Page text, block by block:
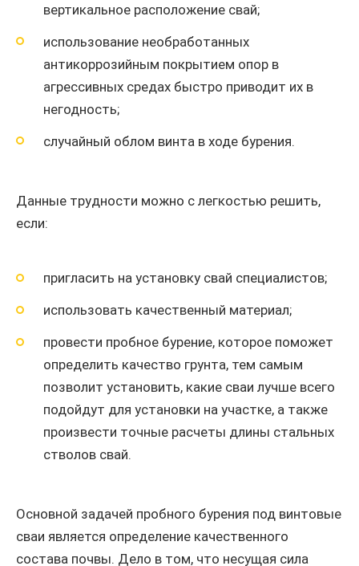
вертикальное расположение свай;
использование необработанных
антикоррозийным покрытием опор в
агрессивных средах быстро приводит их в
негодность;
случайный облом винта в ходе бурения.
Данные трудности можно с легкостью решить,
если:
пригласить на установку свай специалистов;
использовать качественный материал;
провести пробное бурение, которое поможет
определить качество грунта, тем самым
позволит установить, какие сваи лучше всего
подойдут для установки на участке, а также
произвести точные расчеты длины стальных
стволов свай.
Основной задачей пробного бурения под винтовые
сваи является определение качественного
состава почвы. Дело в том, что несущая сила